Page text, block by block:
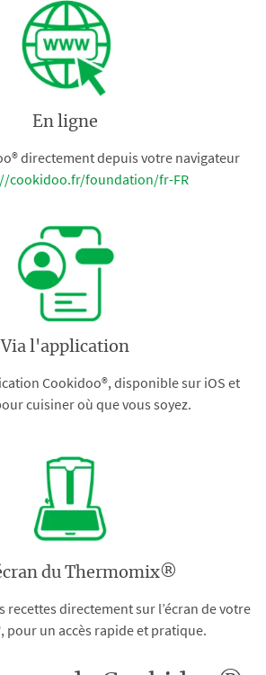
En ligne
directement depuis votre navigateur
cookidoo.fr/foundation/fr-FR
Via l'application
Cookidoo®, disponible sur iOS et
cuisiner où que vous soyez.
du Thermomix®
recettes directement sur l’écran de votre
pour un accès rapide et pratique.